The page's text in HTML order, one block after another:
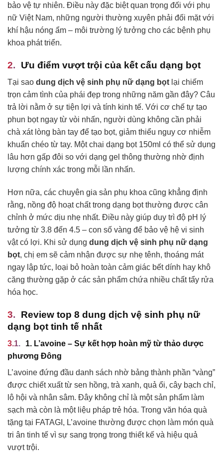
bảo vệ tự nhiên. Điều này đặc biệt quan trọng đối với phụ
nữ Việt Nam, những người thường xuyên phải đối mặt với
khí hậu nóng ẩm – môi trường lý tưởng cho các bệnh phụ
khoa phát triển.
Ưu điểm vượt trội của kết cấu dạng bọt
Tại sao dung dịch vệ sinh phụ nữ dạng bọt lại chiếm
trọn cảm tình của phái đẹp trong những năm gần đây? Câu
trả lời nằm ở sự tiện lợi và tính kinh tế. Với cơ chế tự tạo
phun bọt ngay từ vòi nhấn, người dùng không cần phải
chà xát lòng bàn tay để tạo bọt, giảm thiểu nguy cơ nhiễm
khuẩn chéo từ tay. Một chai dạng bọt 150ml có thể sử dụng
lâu hơn gấp đôi so với dạng gel thông thường nhờ định
lượng chính xác trong mỗi lần nhấn.
Hơn nữa, các chuyên gia sản phụ khoa cũng khẳng định
rằng, nồng độ hoạt chất trong dạng bọt thường được cân
chỉnh ở mức dịu nhẹ nhất. Điều này giúp duy trì độ pH lý
tưởng từ 3.8 đến 4.5 – con số vàng để bảo vệ hệ vi sinh
vật có lợi. Khi sử dụng dung dịch vệ sinh phụ nữ dạng
bọt, chị em sẽ cảm nhận được sự nhẹ tênh, thoáng mát
ngay lập tức, loại bỏ hoàn toàn cảm giác bết dính hay khô
căng thường gặp ở các sản phẩm chứa nhiều chất tẩy rửa
hóa học.
Review top 8 dung dịch vệ sinh phụ nữ
dạng bọt tinh tế nhất
1. L’avoine – Sự kết hợp hoàn mỹ từ thảo dược
phương Đông
L’avoine đứng đầu danh sách nhờ bảng thành phần “vàng”
được chiết xuất từ sen hồng, trà xanh, quả ổi, cây bạch chỉ,
lô hội và nhân sâm. Đây không chỉ là một sản phẩm làm
sạch mà còn là một liệu pháp trẻ hóa. Trong văn hóa quà
tặng tại FATAGI, L’avoine thường được chọn làm món quà
tri ân tinh tế vì sự sang trọng trong thiết kế và hiệu quả
vượt trội.